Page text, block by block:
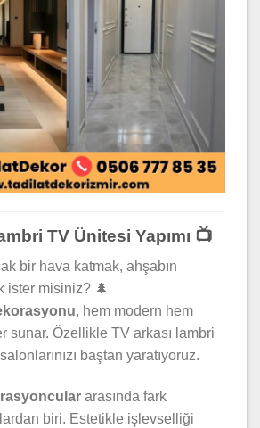
TV Ünitesi Yapımı 📺
bir hava katmak, ahşabın
ister misiniz? 🌲
, hem modern hem
sunar. Özellikle TV arkası lambri
baştan yaratıyoruz.
arasında fark
biri. Estetikle işlevselliği